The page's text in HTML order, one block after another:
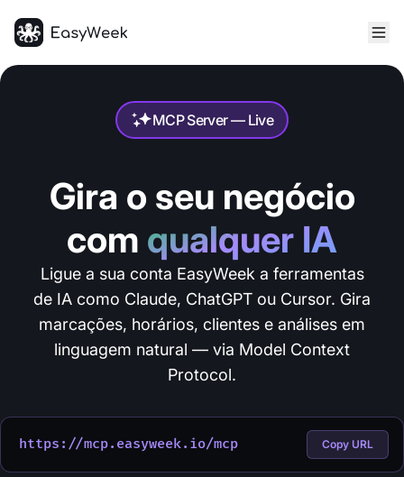
MCP Server — Live
Gira o seu negócio
com qualquer IA
Ligue a sua conta EasyWeek a ferramentas
de IA como Claude, ChatGPT ou Cursor. Gira
marcações, horários, clientes e análises em
linguagem natural — via Model Context
Protocol.
https://mcp.easyweek.io/mcp Copy URL